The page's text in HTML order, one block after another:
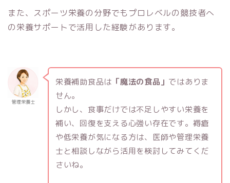
また、スポーツ栄養の分野でもプロレベルの競技者へ
の栄養サポートで活用した経験があります。
管理栄養士
栄養補助食品は 「魔法の食品」 ではありま
せん。
しかし、食事だけでは不足しやすい栄養を
補い、回復を支える心強い存在です。褥瘡
や低栄養が気になる方は、医師や管理栄養
士と相談しながら活用を検討してみてくだ
さいね。